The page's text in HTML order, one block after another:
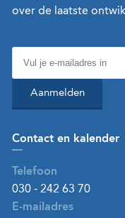
over de laatste
Aanmelden
Contact en kalender
Telefoon
030 - 242 63 70
E-mailadres